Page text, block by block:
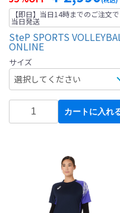
【即日】当日14時までのご注文で
当日発送
SteP SPORTS
ONLINE
サイズ
カートに入れ